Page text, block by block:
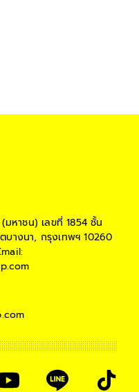
มหาชน) เลขที่ 1854 ชั้น
บางนา, กรุงเทพฯ 10260